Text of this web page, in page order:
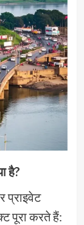
है?
प्राइवेट
पूरा करते हैं: